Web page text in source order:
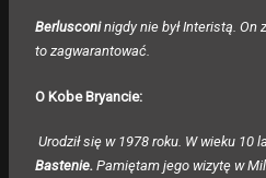
Berlusconinigdy nie był Interistą. On
to zagwarantować.
O Kobe Bryancie:
Urodził się w 1978 roku. W wieku 10
Bastenie. Pamiętam jego wizytę w